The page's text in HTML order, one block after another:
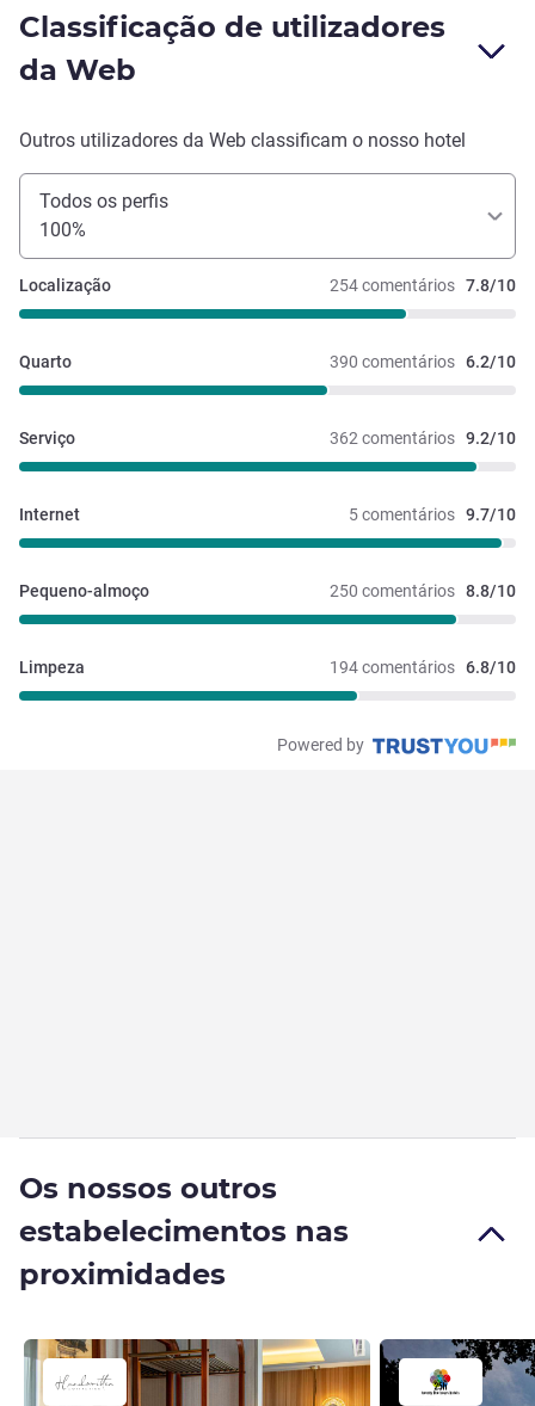
Classificação de utilizadores
da Web
Outros utilizadores da Web classificam o nosso hotel
Todos os perfis
100%
254 comentários 7.8/10
Localização
390 comentários 6.2/10
Quarto
362 comentários 9.2/10
Serviço
5 comentários 9.7/10
Internet
250 comentários 8.8/10
Pequeno-almoço
194 comentários 6.8/10
Limpeza
Powered by
Os nossos outros
estabelecimentos nas
proximidades